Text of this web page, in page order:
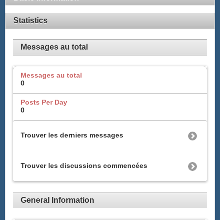
Statistics
Messages au total
Messages au total
0
Posts Per Day
0
Trouver les derniers messages
Trouver les discussions commencées
General Information